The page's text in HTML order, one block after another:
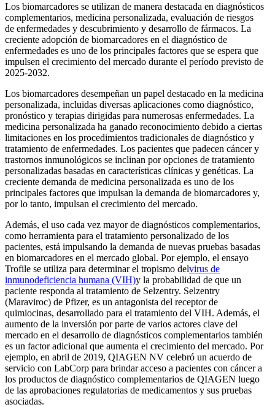
Los biomarcadores se utilizan de manera destacada en diagnósticos
complementarios, medicina personalizada, evaluación de riesgos
de enfermedades y descubrimiento y desarrollo de fármacos. La
creciente adopción de biomarcadores en el diagnóstico de
enfermedades es uno de los principales factores que se espera que
impulsen el crecimiento del mercado durante el período previsto de
2025-2032.
Los biomarcadores desempeñan un papel destacado en la medicina
personalizada, incluidas diversas aplicaciones como diagnóstico,
pronóstico y terapias dirigidas para numerosas enfermedades. La
medicina personalizada ha ganado reconocimiento debido a ciertas
limitaciones en los procedimientos tradicionales de diagnóstico y
tratamiento de enfermedades. Los pacientes que padecen cáncer y
trastornos inmunológicos se inclinan por opciones de tratamiento
personalizadas basadas en características clínicas y genéticas. La
creciente demanda de medicina personalizada es uno de los
principales factores que impulsan la demanda de biomarcadores y,
por lo tanto, impulsan el crecimiento del mercado.
Además, el uso cada vez mayor de diagnósticos complementarios,
como herramienta para el tratamiento personalizado de los
pacientes, está impulsando la demanda de nuevas pruebas basadas
en biomarcadores en el mercado global. Por ejemplo, el ensayo
Trofile se utiliza para determinar el tropismo delvirus de
inmunodeficiencia humana (VIH)y la probabilidad de que un
paciente responda al tratamiento de Selzentry. Selzentry
(Maraviroc) de Pfizer, es un antagonista del receptor de
quimiocinas, desarrollado para el tratamiento del VIH. Además, el
aumento de la inversión por parte de varios actores clave del
mercado en el desarrollo de diagnósticos complementarios también
es un factor adicional que aumenta el crecimiento del mercado. Por
ejemplo, en abril de 2019, QIAGEN NV celebró un acuerdo de
servicio con LabCorp para brindar acceso a pacientes con cáncer a
los productos de diagnóstico complementarios de QIAGEN luego
de las aprobaciones regulatorias de medicamentos y sus pruebas
asociadas.